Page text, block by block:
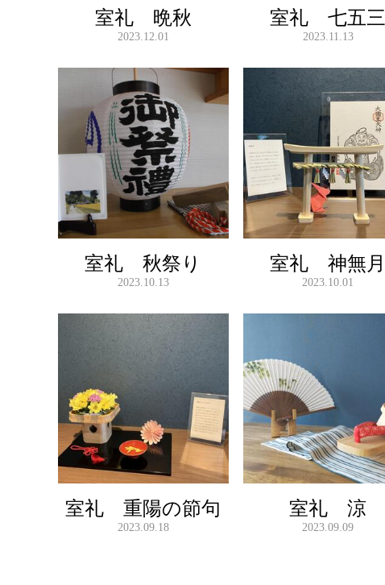
室礼 晩秋
2023.12.01
室礼 七五三
2023.11.13
室礼 秋祭り
2023.10.13
室礼 神無月
2023.10.01
室礼 重陽の節句
2023.09.18
室礼 涼
2023.09.09